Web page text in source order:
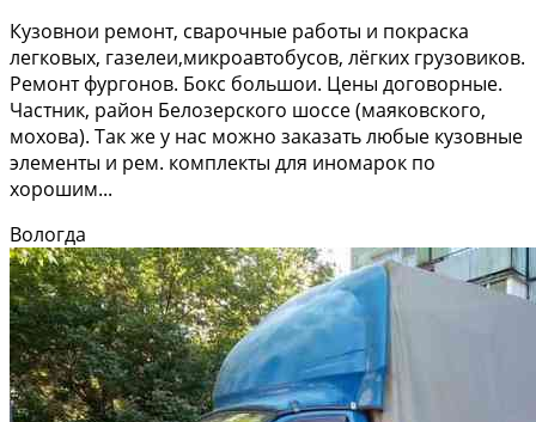
Кузовнои ремонт, сварочные работы и покраска
легковых, газелеи,микроавтобусов, лёгких грузовиков.
Ремонт фургонов. Бокс большои. Цены договорные.
Частник, район Белозерского шоссе (маяковского,
мохова). Так же у нас можно заказать любые кузовные
элементы и рем. комплекты для иномарок по
хорошим...
Вологда